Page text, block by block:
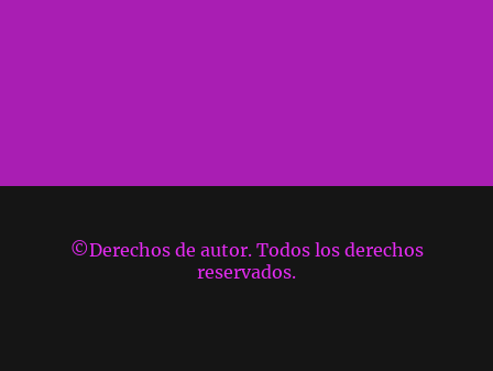
©Derechos de autor. Todos los derechos
reservados.